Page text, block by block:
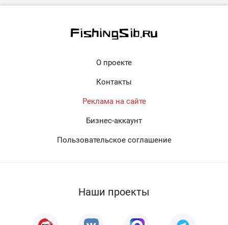
О проекте
Контакты
Реклама на сайте
Бизнес-аккаунт
Пользовательское соглашение
Наши проекты